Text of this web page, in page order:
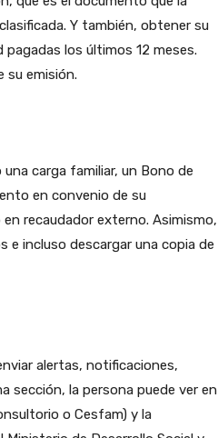
Y también, obtener su
los últimos 12 meses.
su emisión.
carga familiar, un Bono de
en convenio de su
recaudador externo. Asimismo,
incluso descargar una copia de
alertas, notificaciones,
sección, la persona puede ver en
o Cesfam) y la